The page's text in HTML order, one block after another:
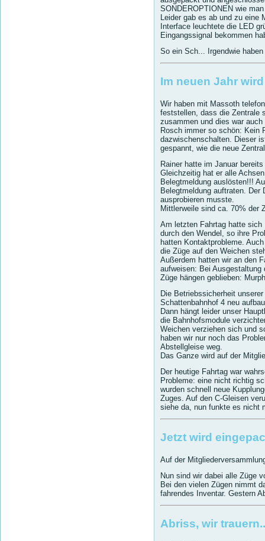
SONDEROPTIONEN wie
Leider gab es ab und zu eine
Interface leuchtete die LED
Eingangssignal bekommen
So ein Sch... Irgendwie
Im neuen Jahr
Wir haben mit Massoth
feststellen, dass die Zentrale
zusammen und dies war
Rosch immer so schön: Kein
dazwischenschalten. Dieser
gespannt, wie die neue
Rainer hatte im Januar
Gleichzeitig hat er alle
Belegtmeldung auslösten!!!
Belegtmeldung auftraten.
ausprobieren musste.
Mittlerweile sind ca. 70% der
Am letzten Fahrtag hatte sich
durch den Wendel, so ihre
hatten Kontaktprobleme.
die Züge auf den Weichen
Außerdem hatten wir an den
aufweisen: Bei Ausgestaltung
Züge hängen geblieben:
Die Betriebssicherheit
Schattenbahnhof 4 neu
Dann hängt leider unser
die Bahnhofsmodule
Weichen verziehen sich und
haben wir nur noch das
Abstellgleise weg.
Das Ganze wird auf der
Der heutige Fahrtag war
Probleme: eine nicht richtig
wurden schnell neue
Zuges. Auf den C-Gleisen
siehe da, nun funkte es nicht
Jetzt wird
Auf der
Nun sind wir dabei alle Züge
Bei den vielen Zügen nimmt
fahrendes Inventar. Gestern
Abriss, wir